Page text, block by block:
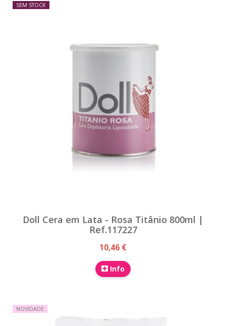
SEM STOCK
Doll Cera em Lata - Rosa Titânio 800ml |
Ref.117227
10,46 €
Info
NOVIDADE